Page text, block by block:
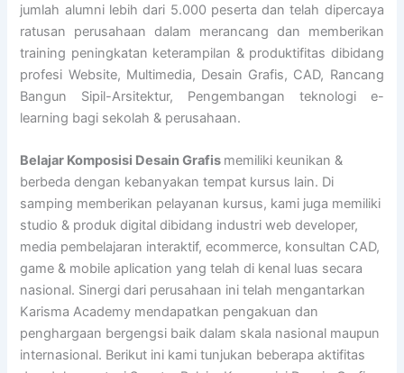
jumlah alumni lebih dari 5.000 peserta dan telah dipercaya
ratusan perusahaan dalam merancang dan memberikan
training peningkatan keterampilan & produktifitas dibidang
profesi Website, Multimedia, Desain Grafis, CAD, Rancang
Bangun Sipil-Arsitektur, Pengembangan teknologi e-
learning bagi sekolah & perusahaan.
Belajar Komposisi Desain Grafis memiliki keunikan &
berbeda dengan kebanyakan tempat kursus lain. Di
samping memberikan pelayanan kursus, kami juga memiliki
studio & produk digital dibidang industri web developer,
media pembelajaran interaktif, ecommerce, konsultan CAD,
game & mobile aplication yang telah di kenal luas secara
nasional. Sinergi dari perusahaan ini telah mengantarkan
Karisma Academy mendapatkan pengakuan dan
penghargaan bergengsi baik dalam skala nasional maupun
internasional. Berikut ini kami tunjukan beberapa aktifitas